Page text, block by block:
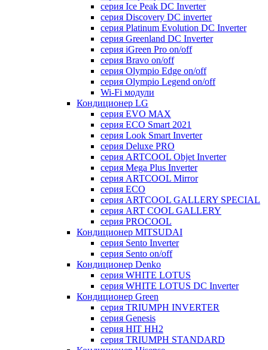
серия Ice Peak DС Inverter
cерия Discovery DC inverter
серия Platinum Evolution DC Inverter
серия Greenland DC Inverter
серия iGreen Pro on/off
серия Bravo on/off
серия Olympio Edge on/off
серия Olympio Legend on/off
Wi-Fi модули
Кондиционер LG
серия EVO MAX
серия ECO Smart 2021
серия Look Smart Inverter
серия Deluxe PRO
серия ARTCOOL Objet Inverter
серия Mega Plus Inverter
серия ARTCOOL Mirror
серия ECO
серия ARTCOOL GALLERY SPECIAL
серия ART COOL GALLERY
серия PROCOOL
Кондиционер MITSUDAI
серия Sento Inverter
серия Sento on/off
Кондиционер Denko
серия WHITE LOTUS
серия WHITE LOTUS DC Inverter
Кондиционер Green
серия TRIUMPH INVERTER
серия Genesis
серия HIT HH2
серия TRIUMPH STANDARD